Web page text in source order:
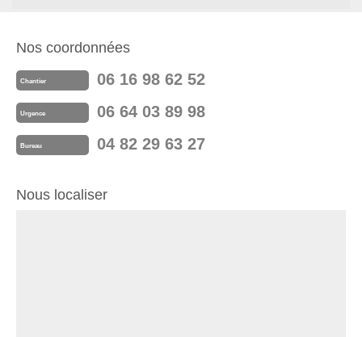
Nos coordonnées
Chantier 06 16 98 62 52
Urgence 06 64 03 89 98
Bureau 04 82 29 63 27
Nous localiser